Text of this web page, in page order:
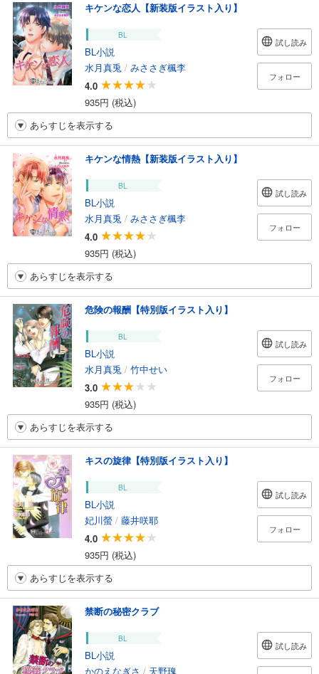
キケンな恋人【新装版イラスト入り】
BL
BL小説
水月真兎 / みささぎ楓李
4.0
935円 (税込)
試し読み
フォロー
あらすじを表示する
キケンな情熱【新装版イラスト入り】
BL
BL小説
水月真兎 / みささぎ楓李
4.0
935円 (税込)
試し読み
フォロー
あらすじを表示する
危険の報酬【特別版イラスト入り】
BL
BL小説
水月真兎 / 竹中せい
3.0
935円 (税込)
試し読み
フォロー
あらすじを表示する
キスの旋律【特別版イラスト入り】
BL
BL小説
妃川螢 / 藤井咲耶
4.0
935円 (税込)
試し読み
フォロー
あらすじを表示する
禁断の秘密クラブ
BL
BL小説
かのえなぎさ / 天野瑰
試し読み